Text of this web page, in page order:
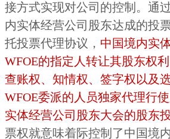
接方式实现对公司的控制。通
内实体经营公司股东达成的投
托投票代理协议， 中国境内实
WFOE的指定人转让其股东权利
查账权、知情权、签字权以及
WFOE委派的人员独家代理行
实体经营公司股东大会的股东
票权就意味着际控制了中国境